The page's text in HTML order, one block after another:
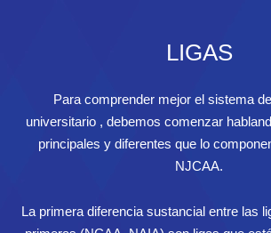
LIGAS
Para comprender mejor el sistema
universitario , debemos comenzar
principales y diferentes que lo
NJCAA.
La primera diferencia sustancial entre las